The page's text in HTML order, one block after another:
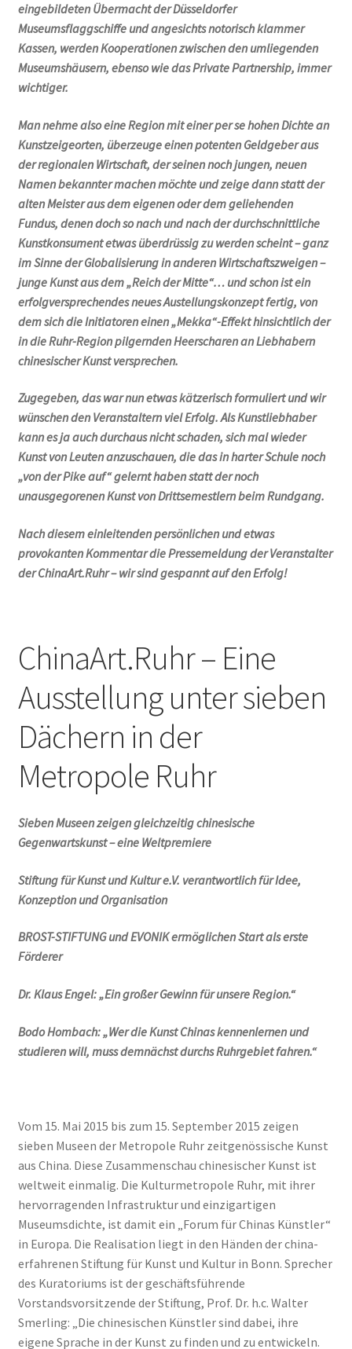
%Angebote%
eingebildeten Übermacht der Düsseldorfer
Museumsflaggschiffe und angesichts notorisch klammer
Kassen, werden Kooperationen zwischen den umliegenden
Museumshäusern, ebenso wie das Private Partnership, immer
wichtiger.
Man nehme also eine Region mit einer per se hohen Dichte an
Kunstzeigeorten, überzeuge einen potenten Geldgeber aus
der regionalen Wirtschaft, der seinen noch jungen, neuen
Namen bekannter machen möchte und zeige dann statt der
alten Meister aus dem eigenen oder dem geliehenden
Fundus, denen doch so nach und nach der durchschnittliche
Kunstkonsument etwas überdrüssig zu werden scheint – ganz
im Sinne der Globalisierung in anderen Wirtschaftszweigen –
junge Kunst aus dem „Reich der Mitte“… und schon ist ein
erfolgversprechendes neues Austellungskonzept fertig, von
dem sich die Initiatoren einen „Mekka“-Effekt hinsichtlich der
in die Ruhr-Region pilgernden Heerscharen an Liebhabern
chinesischer Kunst versprechen.
Zugegeben, das war nun etwas kätzerisch formuliert und wir
wünschen den Veranstaltern viel Erfolg. Als Kunstliebhaber
kann es ja auch durchaus nicht schaden, sich mal wieder
Kunst von Leuten anzuschauen, die das in harter Schule noch
„von der Pike auf“ gelernt haben statt der noch
unausgegorenen Kunst von Drittsemestlern beim Rundgang.
Nach diesem einleitenden persönlichen und etwas
provokanten Kommentar die Pressemeldung der Veranstalter
der ChinaArt.Ruhr – wir sind gespannt auf den Erfolg!
ChinaArt.Ruhr – Eine
Ausstellung unter sieben
Dächern in der
Metropole Ruhr
Sieben Museen zeigen gleichzeitig chinesische
Gegenwartskunst – eine Weltpremiere
Stiftung für Kunst und Kultur e.V. verantwortlich für Idee,
Konzeption und Organisation
BROST-STIFTUNG und EVONIK ermöglichen Start als erste
Förderer
Dr. Klaus Engel: „Ein großer Gewinn für unsere Region.“
Bodo Hombach: „Wer die Kunst Chinas kennenlernen und
studieren will, muss demnächst durchs Ruhrgebiet fahren.“
Vom 15. Mai 2015 bis zum 15. September 2015 zeigen
sieben Museen der Metropole Ruhr zeitgenössische Kunst
aus China. Diese Zusammenschau chinesischer Kunst ist
weltweit einmalig. Die Kulturmetropole Ruhr, mit ihrer
hervorragenden Infrastruktur und einzigartigen
Museumsdichte, ist damit ein „Forum für Chinas Künstler“
in Europa. Die Realisation liegt in den Händen der china-
erfahrenen Stiftung für Kunst und Kultur in Bonn. Sprecher
des Kuratoriums ist der geschäftsführende
Vorstandsvorsitzende der Stiftung, Prof. Dr. h.c. Walter
Smerling: „Die chinesischen Künstler sind dabei, ihre
eigene Sprache in der Kunst zu finden und zu entwickeln.